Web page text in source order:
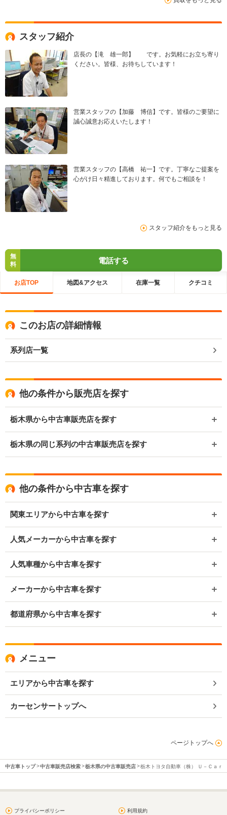
スタッフ紹介
店長の【滝 雄一郎】 です。お気軽にお立ち寄り
ください。皆様、お待ちしています！
営業スタッフの【加藤 博信】です。皆様のご要望に
誠心誠意お応えいたします！
営業スタッフの【高橋 祐一】です。丁寧なご提案を
心がけ日々精進しております。何でもご相談を！
スタッフ紹介をもっと見る
無
料
電話する
お店TOP 地図&アクセス 在庫一覧 クチコミ
このお店の詳細情報
系列店一覧
他の条件から販売店を探す
栃木県から中古車販売店を探す
栃木県の同じ系列の中古車販売店を探す
他の条件から中古車を探す
関東エリアから中古車を探す
人気メーカーから中古車を探す
人気車種から中古車を探す
メーカーから中古車を探す
都道府県から中古車を探す
メニュー
エリアから中古車を探す
カーセンサートップへ
ページトップへ
中古車トップ 中古車販売店検索 栃木県の中古車販売店 栃木トヨタ自動車（株） Ｕ－Ｃａｒ
プライバシーポリシー 利用規約